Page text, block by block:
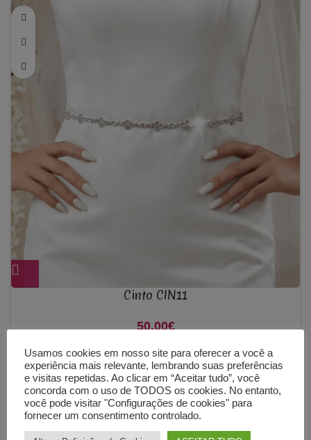
Cinto CIN11
50,00€
Usamos cookies em nosso site para oferecer a você a
experiência mais relevante, lembrando suas preferências
e visitas repetidas. Ao clicar em “Aceitar tudo”, você
concorda com o uso de TODOS os cookies. No entanto,
você pode visitar "Configurações de cookies" para
fornecer um consentimento controlado.